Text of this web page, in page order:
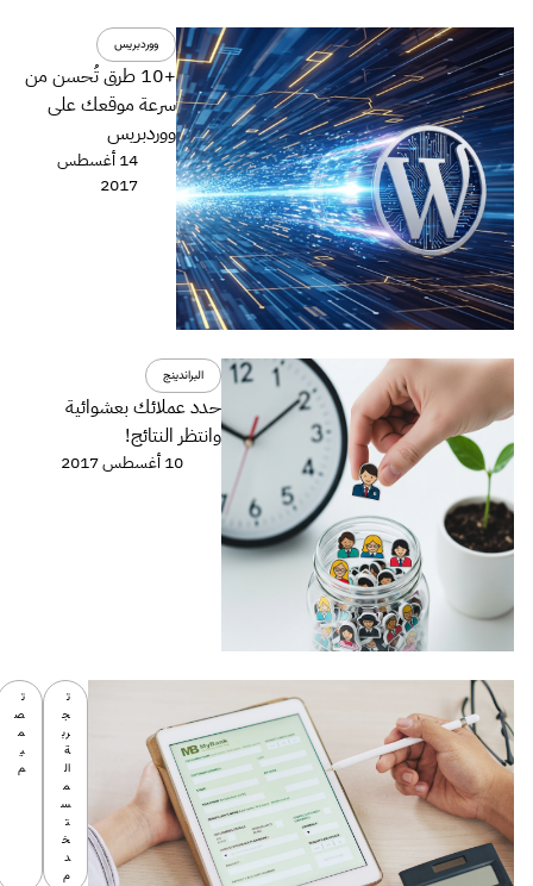
ووردبريس
+10 طرق تُحسن من
سرعة موقعك على
ووردبريس
14 أغسطس
2017
البراندينج
حدد عملائك بعشوائية
وانتظر النتائج!
10 أغسطس 2017
ت
ج
رب
ة
ال
م
س
ت
خ
د
م
ت
ص
م
ي
م